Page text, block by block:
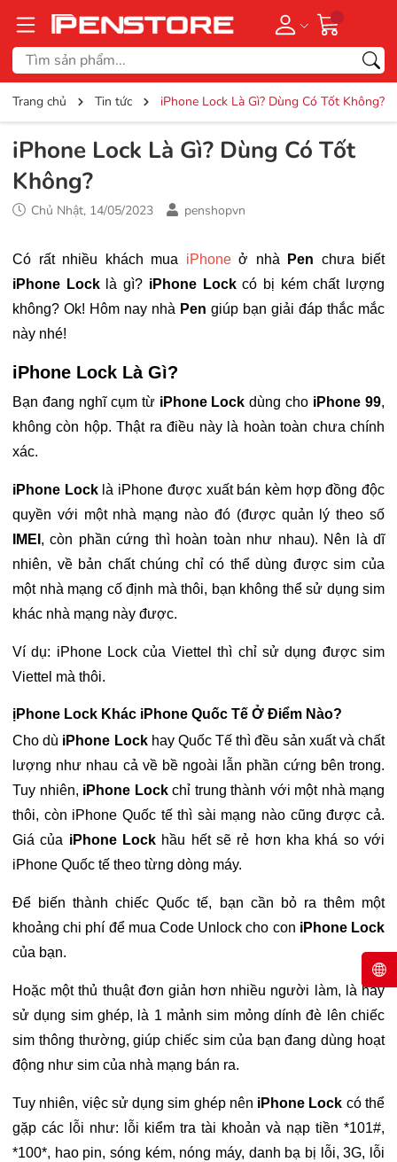
Trang chủ Tin tức iPhone Lock Là Gì? Dùng Có Tốt Không?
iPhone Lock Là Gì? Dùng Có Tốt
Không?
Chủ Nhật, 14/05/2023 penshopvn
Có rất nhiều khách mua iPhoneở nhà Pen chưa biết
iPhone Locklà gì? iPhone Lockcó bị kém chất lượng
không? Ok! Hôm nay nhà Pen giúp bạn giải đáp thắc mắc
này nhé!
iPhone Lock Là Gì?
Bạn đang nghĩ cụm từ iPhone Lock dùng cho iPhone 99,
không còn hộp. Thật ra điều này là hoàn toàn chưa chính
xác.
iPhone Locklà iPhone được xuất bán kèm hợp đồng độc
quyền với một nhà mạng nào đó (được quản lý theo số
IMEI , còn phần cứng thì hoàn toàn như nhau). Nên là dĩ
nhiên, về bản chất chúng chỉ có thể dùng được sim của
một nhà mạng cố định mà thôi, bạn không thể sử dụng sim
khác nhà mạng này được.
Ví dụ: iPhone Lock của Viettel thì chỉ sử dụng được sim
Viettel mà thôi.
ịPhone Lock Khác iPhone Quốc Tế Ở Điểm Nào?
Cho dù iPhone Lockhay Quốc Tế thì đều sản xuất và chất
lượng như nhau cả về bề ngoài lẫn phần cứng bên trong.
Tuy nhiên, iPhone Lockchỉ trung thành với một nhà mạng
thôi, còn iPhone Quốc tế thì sài mạng nào cũng được cả.
Giá của iPhone Lock hầu hết sẽ rẻ hơn kha khá so với
iPhone Quốc tế theo từng dòng máy.
Để biến thành chiếc Quốc tế, bạn cần bỏ ra thêm một
khoảng chi phí để mua Code Unlock cho con iPhone Lock
của bạn.
Hoặc một thủ thuật đơn giản hơn nhiều người làm, là hãy
sử dụng sim ghép, là 1 mảnh sim mỏng dính đè lên chiếc
sim thông thường, giúp chiếc sim của bạn đang dùng hoạt
động như sim của nhà mạng bán ra.
Tuy nhiên, việc sử dụng sim ghép nên iPhone Lock có thể
gặp các lỗi như: lỗi kiểm tra tài khoản và nạp tiền *101#,
*100*, hao pin, sóng kém, nóng máy, danh bạ bị lỗi, 3G, lỗi